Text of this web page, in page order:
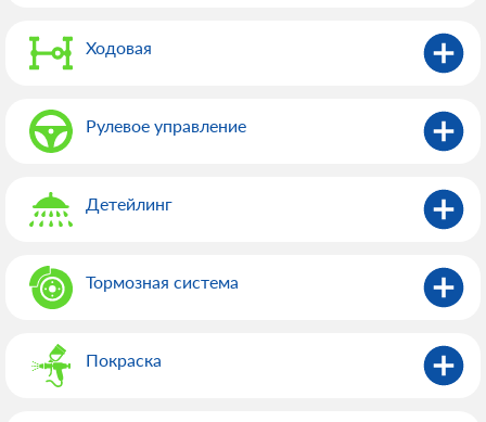
Ходовая
Рулевое управление
Детейлинг
Тормозная система
Покраска